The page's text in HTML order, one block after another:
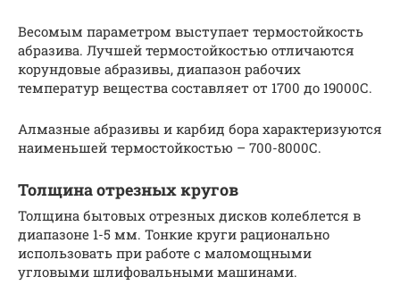
Весомым параметром выступает термостойкость
абразива. Лучшей термостойкостью отличаются
корундовые абразивы, диапазон рабочих
температур вещества составляет от 1700 до 19000С.
Алмазные абразивы и карбид бора характеризуются
наименьшей термостойкостью – 700-8000С.
Толщина отрезных кругов
Толщина бытовых отрезных дисков колеблется в
диапазоне 1-5 мм. Тонкие круги рационально
использовать при работе с маломощными
угловыми шлифовальными машинами.